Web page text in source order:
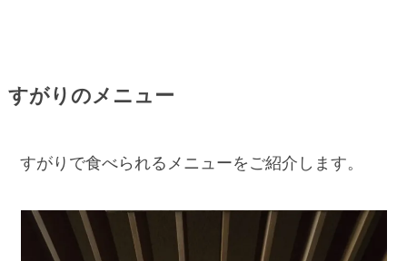
すがりのメニュー
すがりで食べられるメニューをご紹介します。